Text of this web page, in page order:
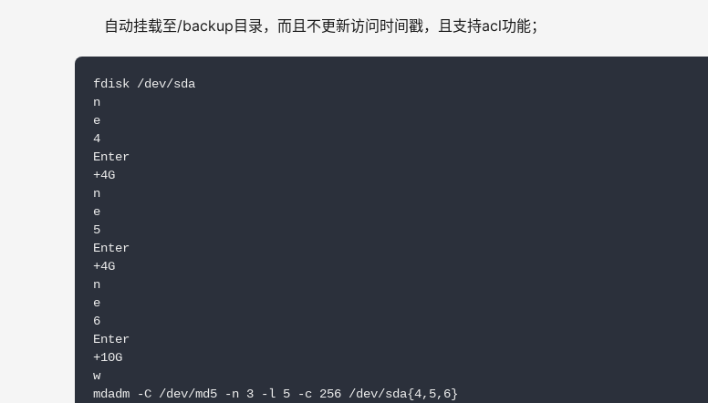
自动挂载至/backup目录，而且不更新访问时间戳，且支持acl功能；
fdisk /dev/sda
n
e
4
Enter
+4G
n
e
5
Enter
+4G
n
e
6
Enter
+10G
w
mdadm -C /dev/md5 -n 3 -l 5 -c 256 /dev/sda{4,5,6}